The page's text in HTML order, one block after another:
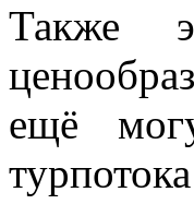
Также
ещё